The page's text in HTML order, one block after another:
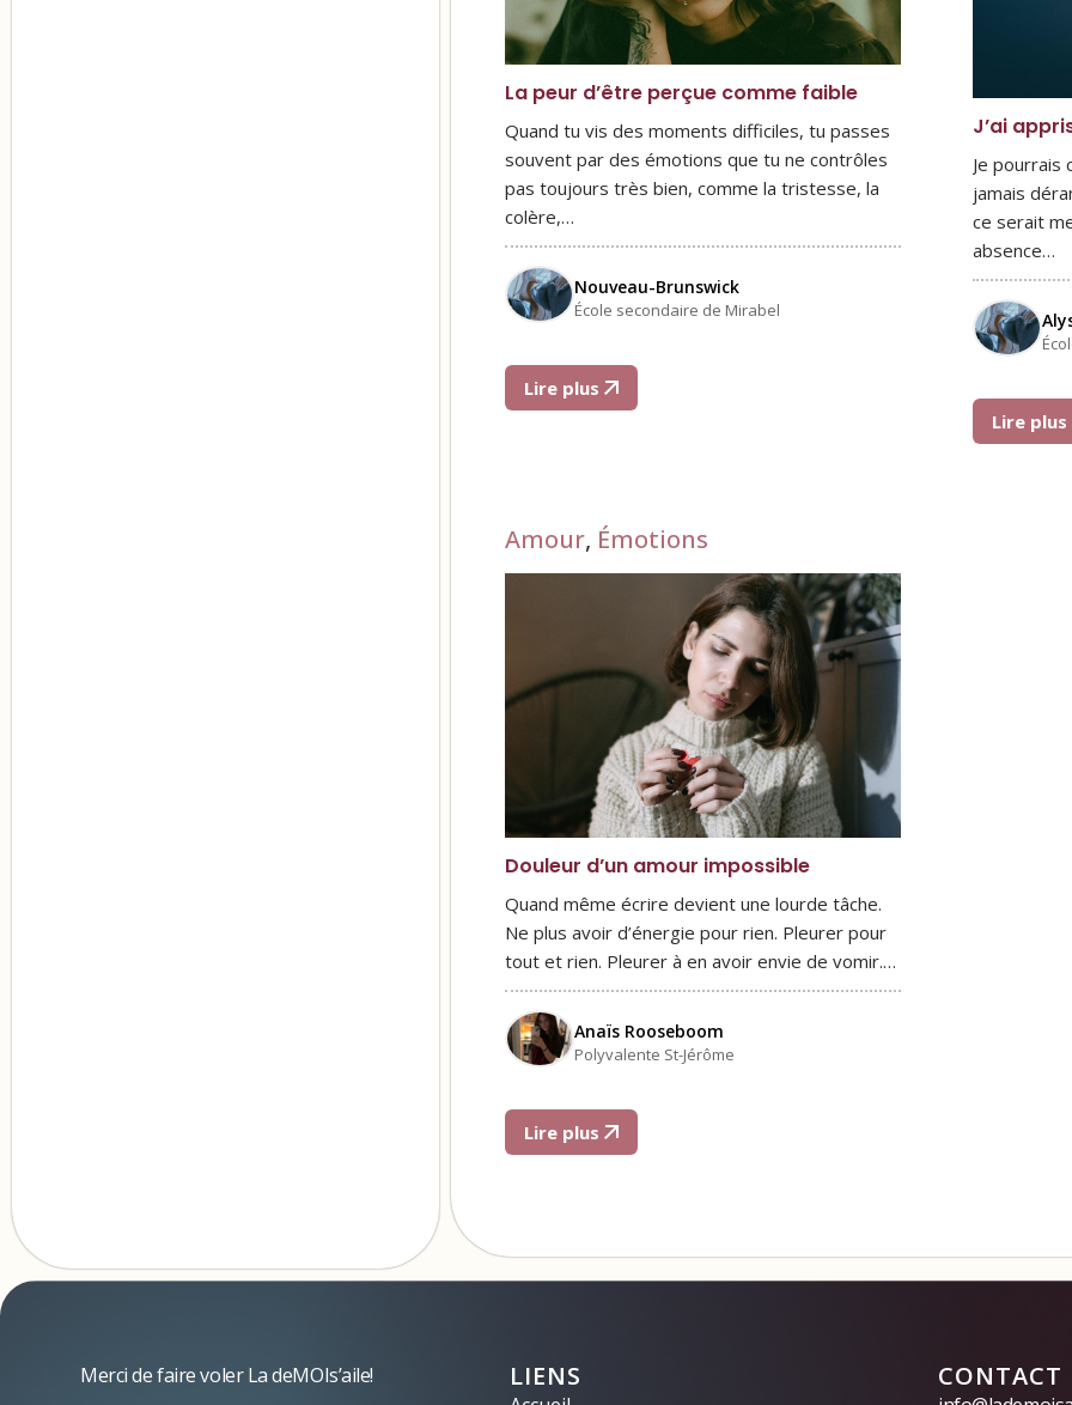
La peur d’être perçue comme faible
Quand tu vis des moments difficiles, tu passes
souvent par des émotions que tu ne contrôles
pas toujours très bien, comme la tristesse, la
colère,…
Nouveau-Brunswick
École secondaire de Mirabel
Lire plus
J’ai
Je pourrais
jamais
ce serait
absence…
Lire plus
Amour, Émotions
Douleur d’un amour impossible
Quand même écrire devient une lourde tâche.
Ne plus avoir d’énergie pour rien. Pleurer pour
tout et rien. Pleurer à en avoir envie de vomir.…
Anaïs Rooseboom
Polyvalente St-Jérôme
Lire plus
Merci de faire voler La deMOIs’aile! LIENS CONTACT